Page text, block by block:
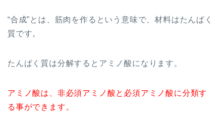
“合成”とは、筋肉を作るという意味で、材料はたんぱく
質です。
たんぱく質は分解するとアミノ酸になります。
アミノ酸は、非必須アミノ酸と必須アミノ酸に分類す
る事ができます。